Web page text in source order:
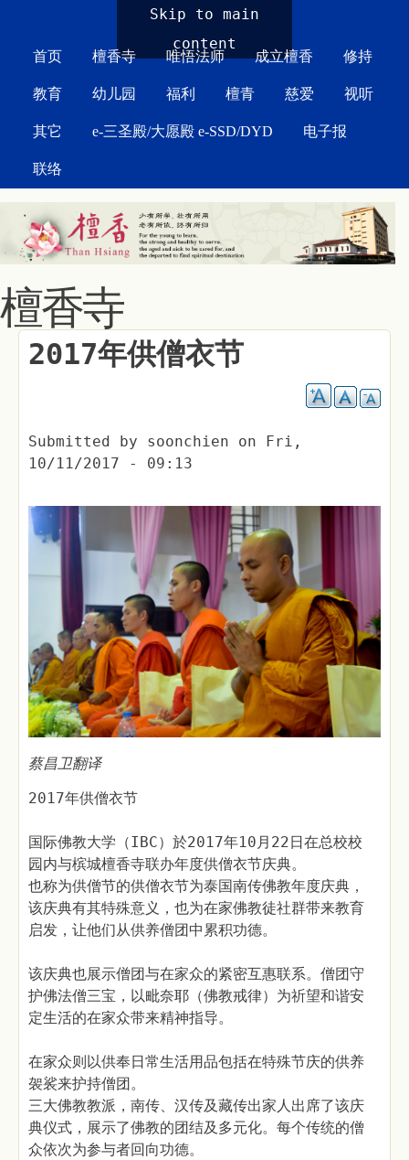
Skip to main
content
首页 檀香寺 唯悟法师 成立檀香 修持
教育 幼儿园 福利 檀青 慈爱 视听
其它 e-三圣殿/大愿殿 e-SSD/DYD 电子报
联络
檀香寺
2017年供僧衣节
Submitted by soonchien on Fri,
10/11/2017 - 09:13
蔡昌卫翻译
2017年供僧衣节
国际佛教大学（IBC）於2017年10月22日在总校校
园内与槟城檀香寺联办年度供僧衣节庆典。
也称为供僧节的供僧衣节为泰国南传佛教年度庆典，
该庆典有其特殊意义，也为在家佛教徒社群带来教育
启发，让他们从供养僧团中累积功德。
该庆典也展示僧团与在家众的紧密互惠联系。僧团守
护佛法僧三宝，以毗奈耶（佛教戒律）为祈望和谐安
定生活的在家众带来精神指导。
在家众则以供奉日常生活用品包括在特殊节庆的供养
袈裟来护持僧团。
三大佛教教派，南传、汉传及藏传出家人出席了该庆
典仪式，展示了佛教的团结及多元化。每个传统的僧
众依次为参与者回向功德。